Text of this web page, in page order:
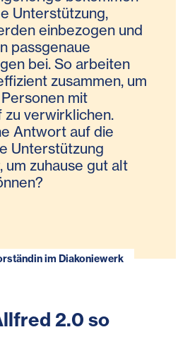
Unterstützung,
einbezogen und
passgenaue
bei. So arbeiten
zusammen, um
mit
verwirklichen.
Antwort auf die
Unterstützung
um zuhause gut alt
im Diakoniewerk
2.0 so